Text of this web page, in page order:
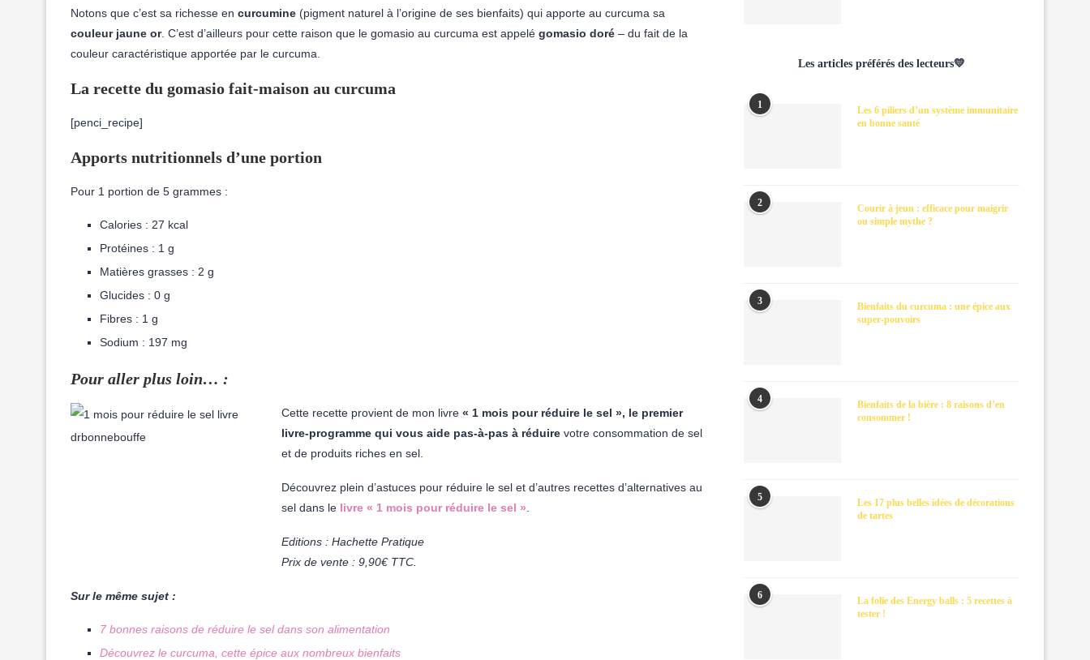
Notons que c’est sa richesse en curcumine (pigment naturel à l’origine de ses bienfaits) qui apporte au curcuma sa
couleur jaune or. C’est d’ailleurs pour cette raison que le gomasio au curcuma est appelé gomasio doré – du fait de la
couleur caractéristique apportée par le curcuma.
La recette du gomasio fait-maison au curcuma
[penci_recipe]
Apports nutritionnels d’une portion
Pour 1 portion de 5 grammes :
Calories : 27 kcal
Protéines : 1 g
Matières grasses : 2 g
Glucides : 0 g
Fibres : 1 g
Sodium : 197 mg
Pour aller plus loin… :
Cette recette provient de mon livre « 1 mois pour réduire le sel », le premier
livre-programme qui vous aide pas-à-pas à réduirevotre consommation de sel
et de produits riches en sel.
Découvrez plein d’astuces pour réduire le sel et d’autres recettes d’alternatives au
sel dans le livre « 1 mois pour réduire le sel »
Editions : Hachette Pratique
Prix de vente : 9,90€ TTC.
Sur le même sujet :
7 bonnes raisons de réduire le sel dans son alimentation
Découvrez le curcuma, cette épice aux nombreux bienfaits
Les articles préférés des lecteurs💛
1
Les 6 piliers d’un système immunitaire
en bonne santé
2
Courir à jeun : efficace pour maigrir
ou simple mythe ?
3
Bienfaits du curcuma : une épice aux
super-pouvoirs
4
Bienfaits de la bière : 8 raisons d’en
consommer !
5
Les 17 plus belles idées de décorations
de tartes
6
La folie des Energy balls : 5 recettes à
tester !